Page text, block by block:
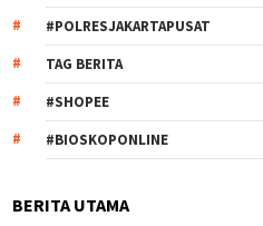
#POLRESJAKARTAPUSAT
TAG BERITA
#SHOPEE
#BIOSKOPONLINE
BERITA UTAMA